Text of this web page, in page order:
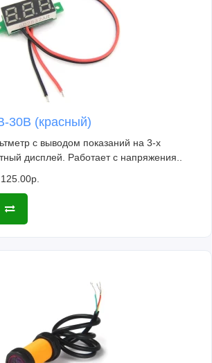
30В (красный)
с выводом показаний на 3-х
дисплей. Работает с напряжения..